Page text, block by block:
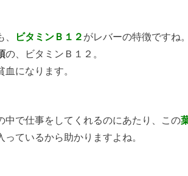
ビタミンＢ１２ がレバーの特徴ですね。
の、ビタミンＢ１２。
になります。
中で仕事をしてくれるのにあたり、この
ているから助かりますよね。